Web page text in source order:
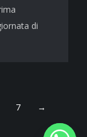
di
7 →